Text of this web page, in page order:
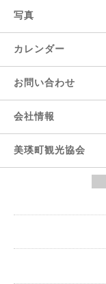
写真
カレンダー
お問い合わせ
会社情報
美瑛町観光協会